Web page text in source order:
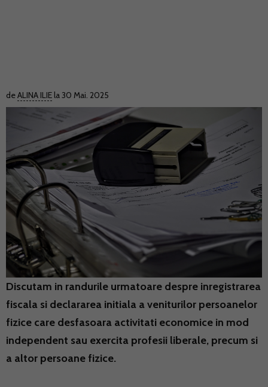
deALINA ILIE la 30 Mai. 2025
Discutam in randurile urmatoare despre inregistrarea
fiscala si declararea initiala a veniturilor persoanelor
fizice care desfasoara activitati economice in mod
independent sau exercita profesii liberale, precum si
a altor persoane fizice.